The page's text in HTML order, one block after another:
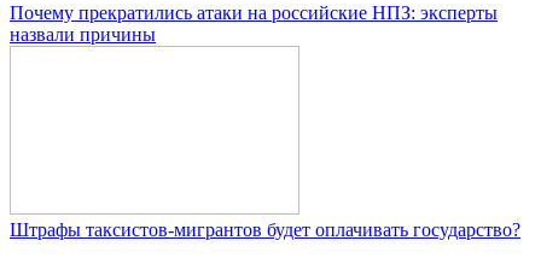
Почему прекратились атаки на российские НПЗ: эксперты
назвали причины
Штрафы таксистов-мигрантов будет оплачивать государство?